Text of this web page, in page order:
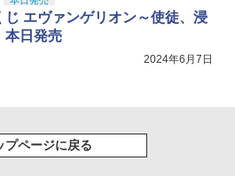
じ エヴァンゲリオン～使徒、浸
本日発売
2024年6月7日
プページに戻る